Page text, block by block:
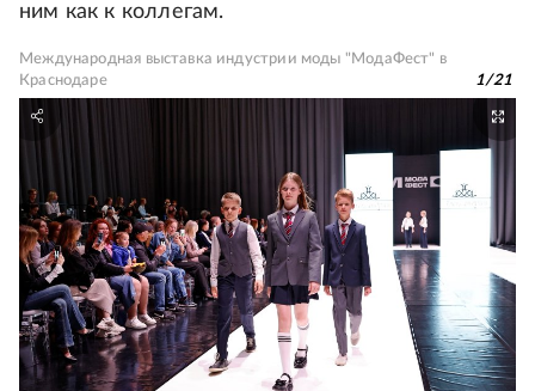
ним как к коллегам.
Международная выставка индустрии моды "МодаФест" в
Краснодаре
1/21